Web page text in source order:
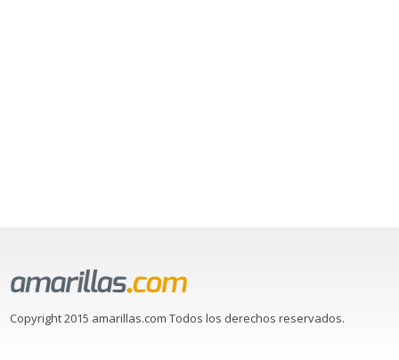
Copyright 2015 amarillas.com Todos los derechos reservados.